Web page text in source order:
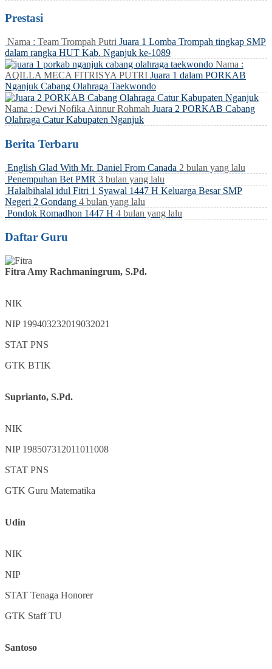
Prestasi
Nama : Team Trompah Putri Juara 1 Lomba Trompah tingkap SMP
dalam rangka HUT Kab. Nganjuk ke-1089
Nama :
AQILLA MECA FITRISYA PUTRI Juara 1 dalam PORKAB
Nganjuk Cabang Olahraga Taekwondo
Nama : Dewi Nofika Ainnur Rohmah Juara 2 PORKAB Cabang
Olahraga Catur Kabupaten Nganjuk
Berita Terbaru
English Glad With Mr. Daniel From Canada 2 bulan yang lalu
Penempuhan Bet PMR 3 bulan yang lalu
Halalbihalal idul Fitri 1 Syawal 1447 H Keluarga Besar SMP
Negeri 2 Gondang 4 bulan yang lalu
Pondok Romadhon 1447 H 4 bulan yang lalu
Daftar Guru
Fitra Amy Rachmaningrum, S.Pd.
NIK
NIP 199403232019032021
STAT PNS
GTK BTIK
Suprianto, S.Pd.
NIK
NIP 198507312011011008
STAT PNS
GTK Guru Matematika
Udin
NIK
NIP
STAT Tenaga Honorer
GTK Staff TU
Santoso